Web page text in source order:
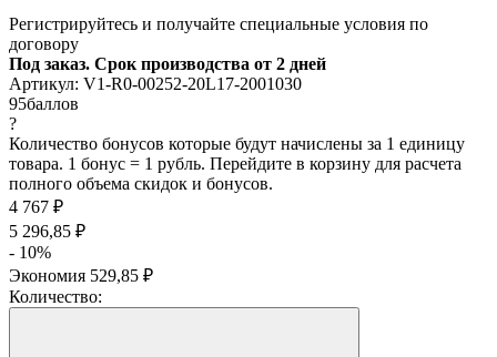
Регистрируйтесь и получайте специальные условия по
договору
Под заказ. Срок производства от 2 дней
Артикул: V1-R0-00252-20L17-2001030
95баллов
?
Количество бонусов которые будут начислены за 1 единицу
товара. 1 бонус = 1 рубль. Перейдите в корзину для расчета
полного объема скидок и бонусов.
4 767 ₽
5 296,85 ₽
- 10%
Экономия 529,85 ₽
Количество: